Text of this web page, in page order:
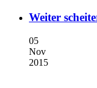
Weiter
05
Nov
2015